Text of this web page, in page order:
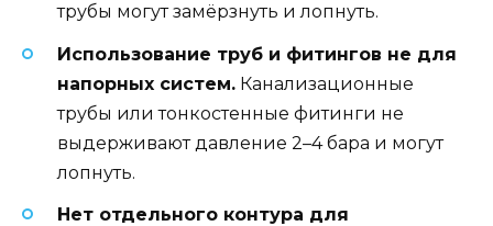
трубы могут замёрзнуть и лопнуть.
Использование труб и фитингов не для
напорных систем. Канализационные
трубы или тонкостенные фитинги не
выдерживают давление 2–4 бара и могут
лопнуть.
Нет отдельного контура для